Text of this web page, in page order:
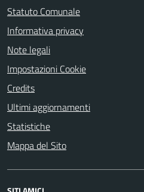
Statuto Comunale
Informativa privacy
Note legali
Impostazioni Cookie
Credits
Ultimi aggiornamenti
Statistiche
Mappa del Sito